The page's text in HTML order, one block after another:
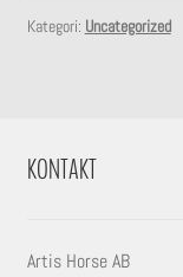
Kategori: Uncategorized
KONTAKT
Artis Horse AB